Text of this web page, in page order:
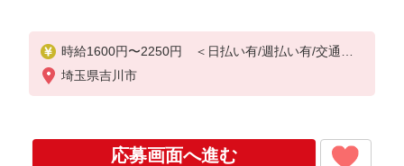
時給1600円〜2250円 ＜日払い有/週払い有/交通費
全支給(ガソリン代含む)＞
埼玉県吉川市
応募画面へ進む